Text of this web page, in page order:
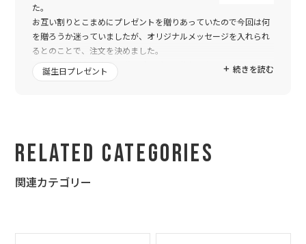
た。
お互い割りとこまめにプレゼントを贈りあっていたので今回は何
を贈ろうか迷っていましたが、オリジナルメッセージを入れられ
るとのことで、注文を決めました。
メッセージが中々決まらずにギリギリの依頼になってしまいまし
たが、こちらのレイアウト調整のお願いにも素早くご対応いただ
続きを読む
誕生日プレゼント
Related Categories
関連カテゴリー